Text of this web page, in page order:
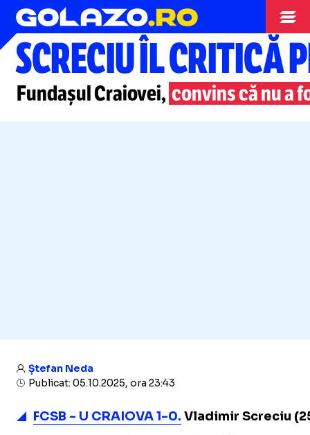
Superliga
SCRECIU ÎL CRITICĂ
Fundașul Craiovei, convins că nu a
Ștefan Neda
Publicat: 05.10.2025, ora 23:43
FCSB - U CRAIOVA 1-0. Vladimir Screciu